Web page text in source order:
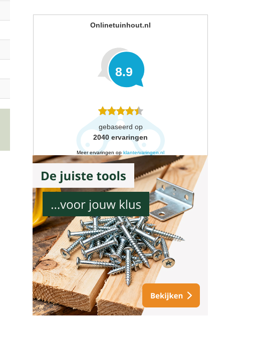
Onlinetuinhout.nl
8.9
gebaseerd op
2040 ervaringen
Meer ervaringen op klantervaringen.nl